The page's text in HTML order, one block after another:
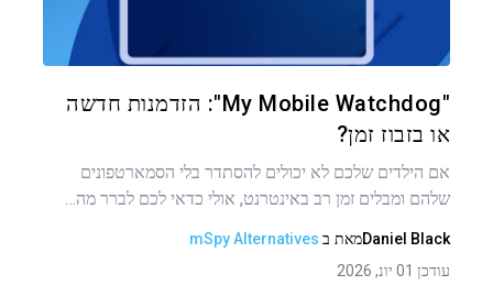
"My Mobile Watchdog": הזדמנות חדשה
או בזבוז זמן?
אם הילדים שלכם לא יכולים להסתדר בלי הסמארטפונים
שלהם ומבלים זמן רב באינטרנט, אולי כדאי לכם לברר מה…
Daniel Blackמאת ב mSpy Alternatives
עודכן 01 יונ, 2026